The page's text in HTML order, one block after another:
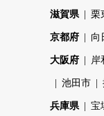
滋賀県 栗
京都府 向
大阪府 岸
池田市
兵庫県 宝